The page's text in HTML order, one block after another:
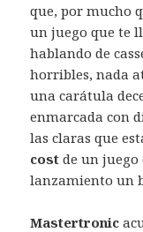
que, por mucho
un juego que te
hablando de
horribles, nada
una carátula
enmarcada con
las claras que
cost de un juego
lanzamiento un
Mastertronic